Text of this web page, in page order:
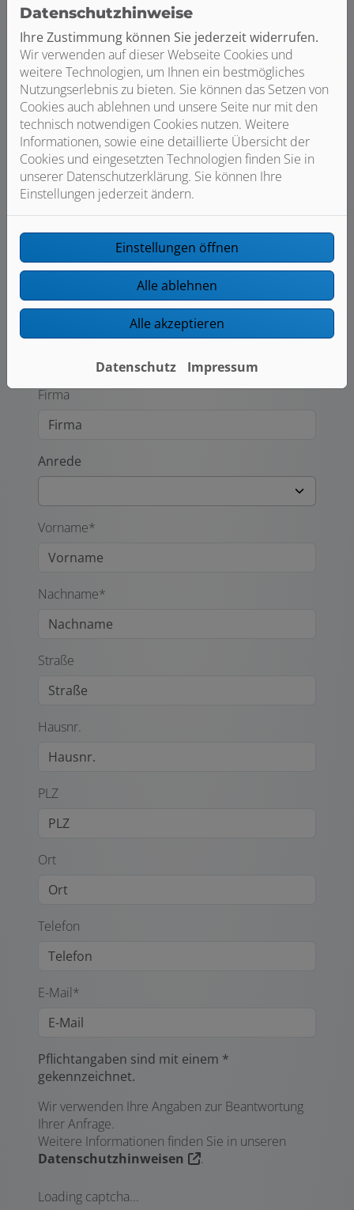
Budget und Umbauzeitraum
Wie viel möchten Sie für Ihr Traumbad ca.
ausgeben (Euro)?
Wann möchten Sie mit dem Umbau beginnen?
Bilder von Ihrem Projekt
und Bilder zu der Ist-Situation hier hochladen.
Laden Sie hier Ihre Dateien hoch.
Hinweis zur Dateigröße: max. 10 MB
Ihre Kontaktdaten
Firma
Anrede
Vorname*
Nachname*
Straße
Hausnr.
PLZ
Ort
Telefon
E-Mail*
Pflichtangaben sind mit einem *
gekennzeichnet.
Wir verwenden Ihre Angaben zur Beantwortung
Ihrer Anfrage.
Weitere Informationen finden Sie in unseren
Datenschutzhinweisen
.
Loading captcha...
Datenschutzhinweise
Ihre Zustimmung können Sie jederzeit widerrufen.
Wir verwenden auf dieser Webseite Cookies und
weitere Technologien, um Ihnen ein bestmögliches
Nutzungserlebnis zu bieten. Sie können das Setzen von
Cookies auch ablehnen und unsere Seite nur mit den
technisch notwendigen Cookies nutzen. Weitere
Informationen, sowie eine detaillierte Übersicht der
Cookies und eingesetzten Technologien finden Sie in
unserer Datenschutzerklärung. Sie können Ihre
Einstellungen jederzeit ändern.
Einstellungen öffnen
Alle ablehnen
Alle akzeptieren
Datenschutz Impressum